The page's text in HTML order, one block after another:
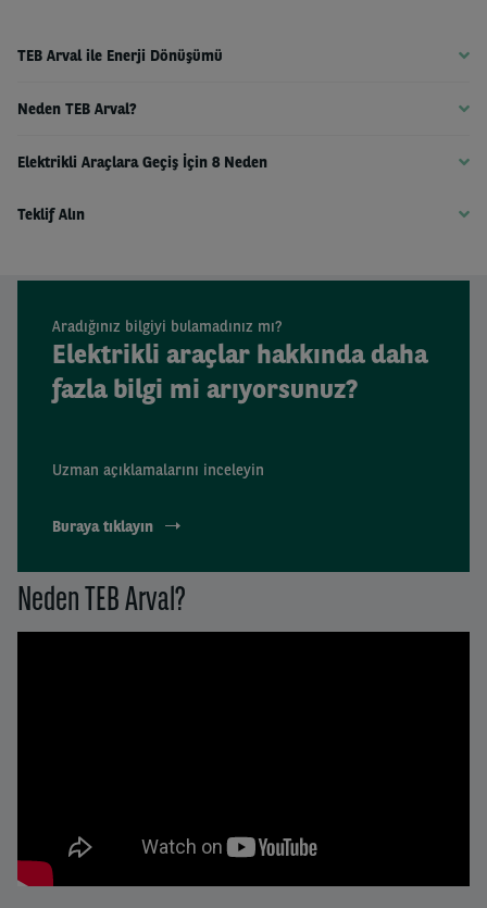
TEB Arval ile Enerji Dönüşümü
Neden TEB Arval?
Elektrikli Araçlara Geçiş İçin 8 Neden
Teklif Alın
Aradığınız bilgiyi bulamadınız mı?
Elektrikli araçlar hakkında daha
fazla bilgi mi arıyorsunuz?
Uzman açıklamalarını inceleyin
Buraya tıklayın
Neden TEB Arval?